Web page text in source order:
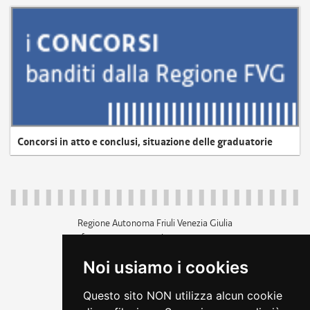
Noi usiamo i cookies
Questo sito NON utilizza alcun cookie
Concorsi in atto e conclusi, situazione delle graduatorie
Regione Autonoma Friuli Venezia Giulia
c.f. 80014930327; p.iva 00526040324
+39 040 3771111